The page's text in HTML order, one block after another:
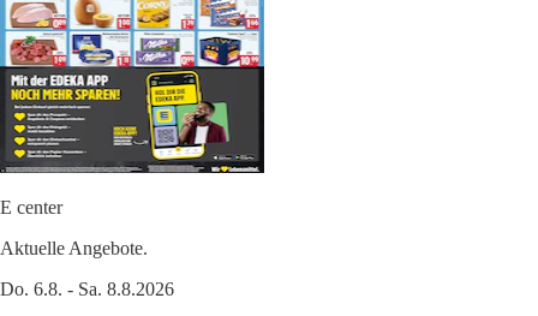
E center
Aktuelle Angebote.
Do. 6.8. - Sa. 8.8.2026